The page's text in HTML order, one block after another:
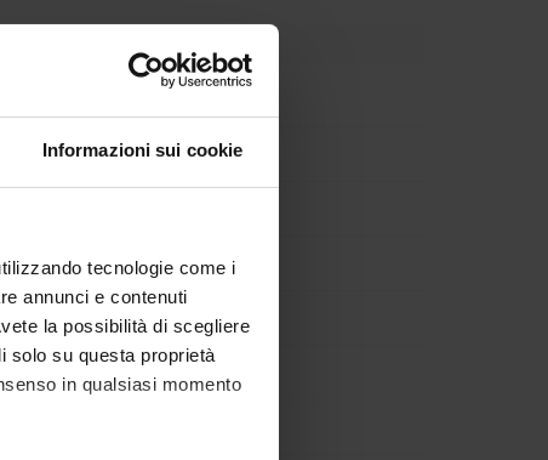
Informazioni sui cookie
tecnologie come i
annunci e contenuti
la possibilità di scegliere
solo su questa proprietà
in qualsiasi momento
Culture e Civiltà